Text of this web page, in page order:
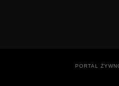
PORTAL